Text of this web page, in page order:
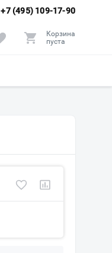
+7 (495) 109-17-90
Корзина
пуста